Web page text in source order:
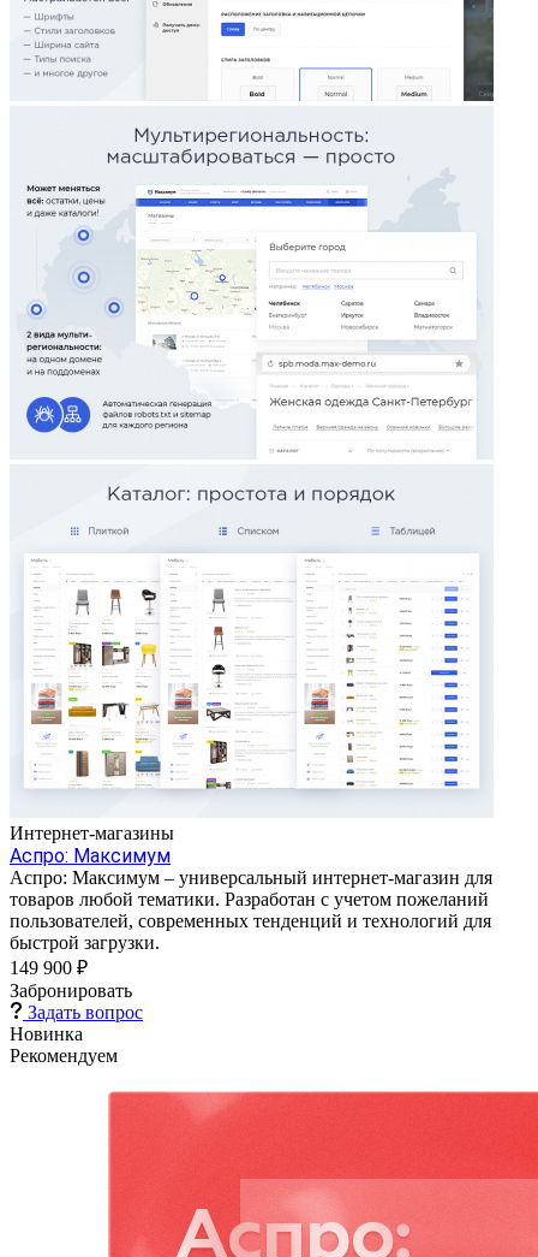
Интернет-магазины
Аспро: Максимум
Аспро: Максимум – универсальный интернет-магазин для
товаров любой тематики. Разработан с учетом пожеланий
пользователей, современных тенденций и технологий для
быстрой загрузки.
149 900 ₽
Забронировать
Задать вопрос
Новинка
Рекомендуем